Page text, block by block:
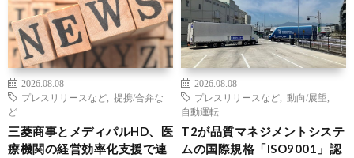
2026.08.08
プレスリリースなど
提携/合弁な
ど
三菱商事とメディパルHD、医
療機関の経営効率化支援で連
2026.08.08
プレスリリースなど
動向/展望
自動運転
T2が品質マネジメントシステ
ムの国際規格「ISO9001」認